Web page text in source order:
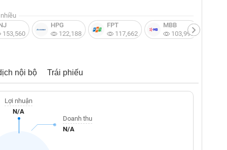
153,560
HPG
122,188
FPT
117,662
MBB
103,997
nội bộ Trái phiếu
Lợi nhuận
N/A
Doanh thu
N/A